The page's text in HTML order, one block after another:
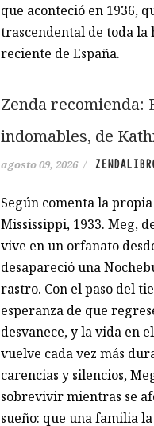
que aconteció en 1936,
trascendental de toda la
reciente de España.
Zenda recomienda:
indomables, de
agosto 09, 2026 /
Según comenta la
Mississippi, 1933. Meg,
vive en un orfanato
desapareció una
rastro. Con el paso del
esperanza de que
desvanece, y la vida en
vuelve cada vez más
carencias y silencios,
sobrevivir mientras se
sueño: que una familia